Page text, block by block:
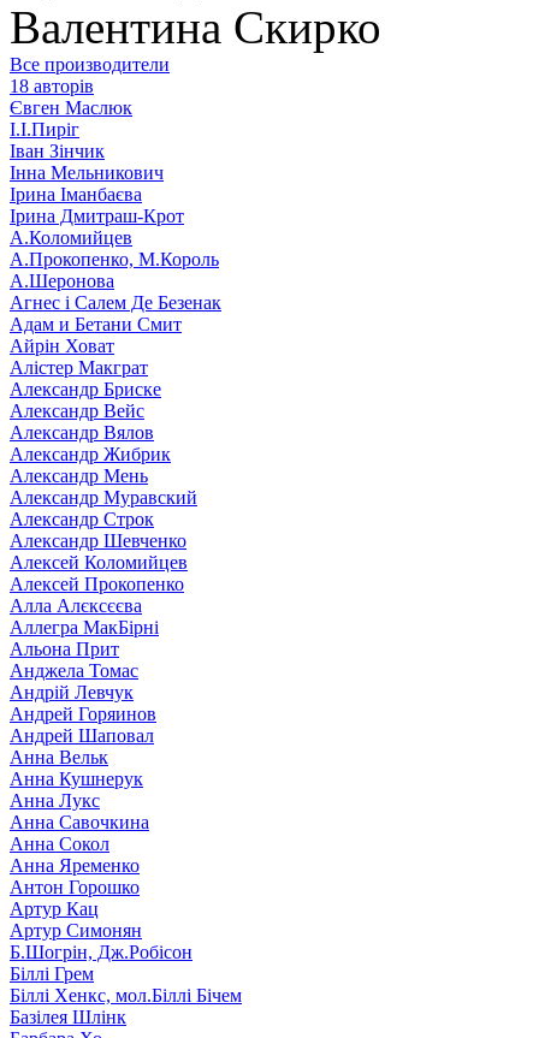
Валентина Скирко
Все производители
18 авторів
Євген Маслюк
І.І.Пиріг
Іван Зінчик
Інна Мельникович
Ірина Іманбаєва
Ірина Дмитраш-Крот
А.Коломийцев
А.Прокопенко, М.Король
А.Шеронова
Агнес і Салем Де Безенак
Адам и Бетани Смит
Айрін Ховат
Алістер Макграт
Александр Бриске
Александр Вейс
Александр Вялов
Александр Жибрик
Александр Мень
Александр Муравский
Александр Строк
Александр Шевченко
Алексей Коломийцев
Алексей Прокопенко
Алла Алєксєєва
Аллегра МакБірні
Альона Прит
Анджела Томас
Андрій Левчук
Андрей Горяинов
Андрей Шаповал
Анна Вельк
Анна Кушнерук
Анна Лукс
Анна Савочкина
Анна Сокол
Анна Яременко
Антон Горошко
Артур Кац
Артур Симонян
Б.Шогрін, Дж.Робісон
Біллі Грем
Біллі Хенкс, мол.Біллі Бічем
Базілея Шлінк